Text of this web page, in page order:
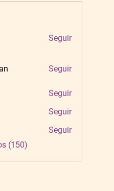
Seguir
Seguir
Seguir
Seguir
Seguir
(150)